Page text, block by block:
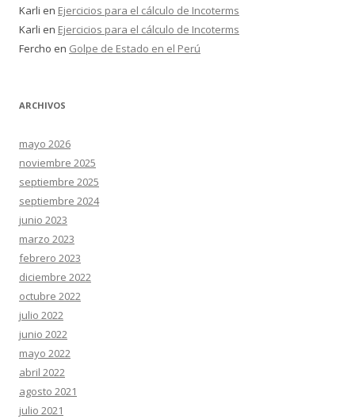
Karli en Ejercicios para el cálculo de Incoterms
Karli en Ejercicios para el cálculo de Incoterms
Fercho en Golpe de Estado en el Perú
ARCHIVOS
mayo 2026
noviembre 2025
septiembre 2025
septiembre 2024
junio 2023
marzo 2023
febrero 2023
diciembre 2022
octubre 2022
julio 2022
junio 2022
mayo 2022
abril 2022
agosto 2021
julio 2021